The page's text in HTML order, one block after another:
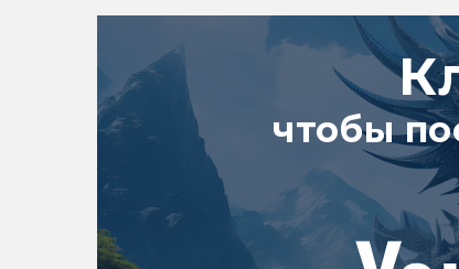
чтобы